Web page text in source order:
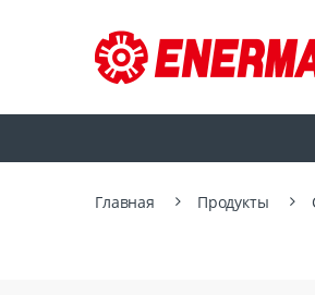
Главная Продукты